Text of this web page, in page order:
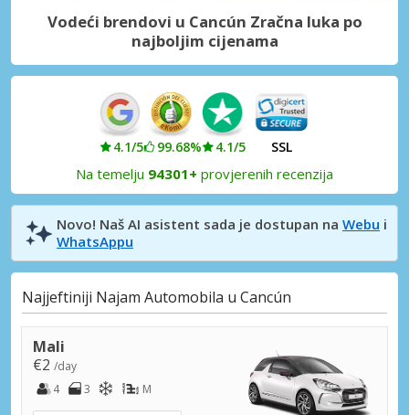
Vodeći brendovi u Cancún Zračna luka po
najboljim cijenama
4.1/5 99.68% 4.1/5 SSL
Na temelju 94301+ provjerenih recenzija
Novo! Naš AI asistent sada je dostupan na Webu i
WhatsAppu
Najjeftiniji Najam Automobila u Cancún
Mali
€2 /day
4
3 M